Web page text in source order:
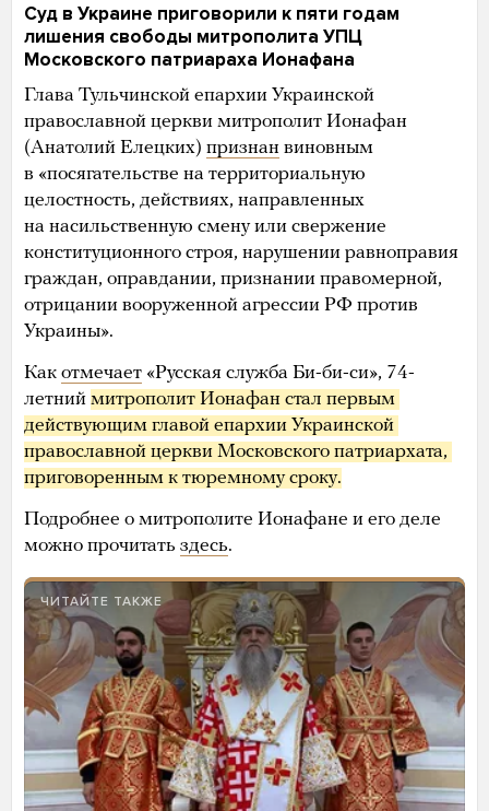
Суд в Украине приговорили к пяти годам
лишения свободы митрополита УПЦ
Московского патриараха Ионафана
Глава Тульчинской епархии Украинской
православной церкви митрополит Ионафан
(Анатолий Елецких) признан виновным
в «посягательстве на территориальную
целостность, действиях, направленных
на насильственную смену или свержение
конституционного строя, нарушении равноправия
граждан, оправдании, признании правомерной,
отрицании вооруженной агрессии РФ против
Украины».
Как отмечает «Русская служба Би-би-си», 74-
летний митрополит Ионафан стал первым
действующим главой епархии Украинской
православной церкви Московского патриархата,
приговоренным к тюремному сроку.
Подробнее о митрополите Ионафане и его деле
можно прочитать здесь.
ЧИТАЙТЕ ТАКЖЕ